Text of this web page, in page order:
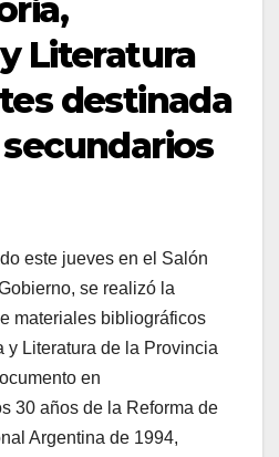
Literatura
destinada
este jueves en el Salón
se realizó la
materiales bibliográficos
y Literatura de la Provincia
en
30 años de la Reforma de
Argentina de 1994,